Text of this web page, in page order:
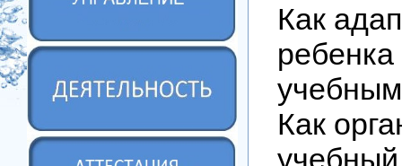
Как
Как